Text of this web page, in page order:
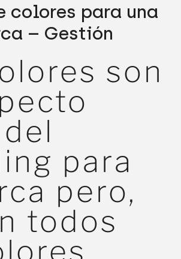
colores para una
– Gestión
son
para
pero,
todos